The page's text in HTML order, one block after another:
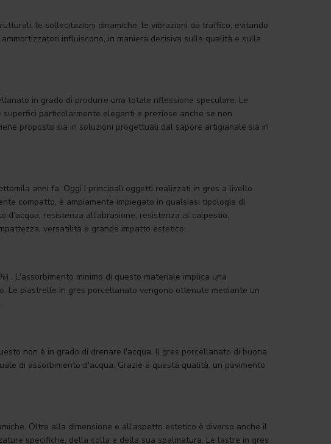
le sollecitazioni dinamiche, le vibrazioni da traffico, evitando
influiscono, in maniera decisiva sulla qualità e sulla
in grado di produrre una totale riflessione speculare. Le
particolarmente eleganti e preziose anche se non
proposto sia in soluzioni progettuali dal sapore artigianale sia in
anni fa. Oggi i principali oggetti realizzati in gres a livello
compatto, è ampiamente impiegato in qualsiasi tipologia di
resistenza all'abrasione, resistenza al calpestio,
versatilità e grande impatto estetico.
. L'assorbimento minimo di questo materiale implica una
Le piastrelle in gres porcellanato vengono ottenute mediante un
non è in grado di drenare l'acqua. Il gres porcellanato di buona
di assorbimento d'acqua. Grazie a questa qualità, un pavimento
Oltre alla dimensione e all'aspetto estetico è diverso anche il
specifiche, della colla e della sua spalmatura. Le lastre in gres